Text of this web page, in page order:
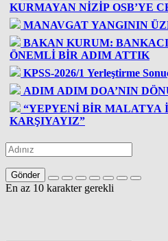
KURMAYAN NİZİP OSB’YE
MANAVGAT YANGININ
BAKAN KURUM:
ÖNEMLİ BİR ADIM ATTIK
KPSS-2026/1 Yerleştirme
ADIM ADIM DOA’NIN
“YEPYENİ BİR MALATYA
KARŞIYAYIZ”
Gönder
En az 10 karakter gerekli